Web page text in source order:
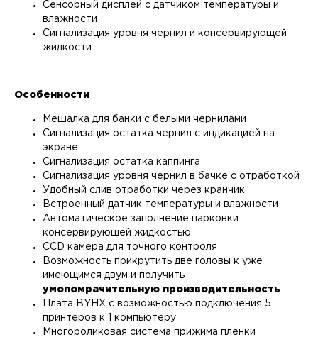
Сенсорный дисплей с датчиком температуры и
влажности
Сигнализация уровня чернил и консервирующей
жидкости
Особенности
Мешалка для банки с белыми чернилами
Сигнализация остатка чернил с индикацией на
экране
Сигнализация остатка каппинга
Сигнализация уровня чернил в бачке с отработкой
Удобный слив отработки через кранчик
Встроенный датчик температуры и влажности
Автоматическое заполнение парковки
консервирующей жидкостью
CCD камера для точного контроля
Возможность прикрутить две головы к уже
имеющимся двум и получить
умопомрачительную производительность
Плата BYHX с возможностью подключения 5
принтеров к 1 компьютеру
Многороликовая система прижима пленки